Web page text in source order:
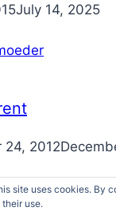
July 14, 2025
24, 2012
site uses cookies. By
use.